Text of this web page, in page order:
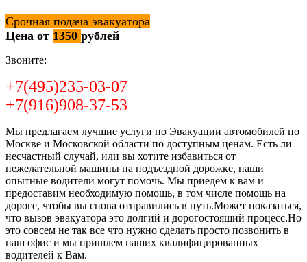
Срочная подача эвакуатора
Цена от 1350 рублей
Звоните:
+7(495)235-03-07
+7(916)908-37-53
Мы предлагаем лучшие услуги по Эвакуации автомобилей по
Москве и Московской области по доступным ценам. Есть ли
несчастный случай, или вы хотите избавиться от
нежелательной машины на подъездной дорожке, наши
опытные водители могут помочь. Мы приедем к вам и
предоставим необходимую помощь, в том числе помощь на
дороге, чтобы вы снова отправились в путь.Может показаться,
что вызов эвакуатора это долгий и дорогостоящий процесс.Но
это совсем не так все что нужно сделать просто позвонить в
наш офис и мы пришлем наших квалифицированных
водителей к Вам.